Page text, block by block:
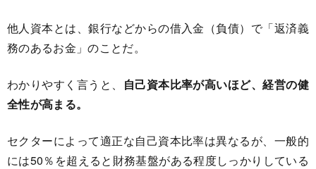
他人資本とは、銀行などからの借入金（負債）で「返済義
務のあるお金」のことだ。
わかりやすく言うと、
自己資本比率が高いほど、経営の健
全性が高まる。
セクターによって適正な自己資本比率は異なるが、一般的
には50％を超えると財務基盤がある程度しっかりしている